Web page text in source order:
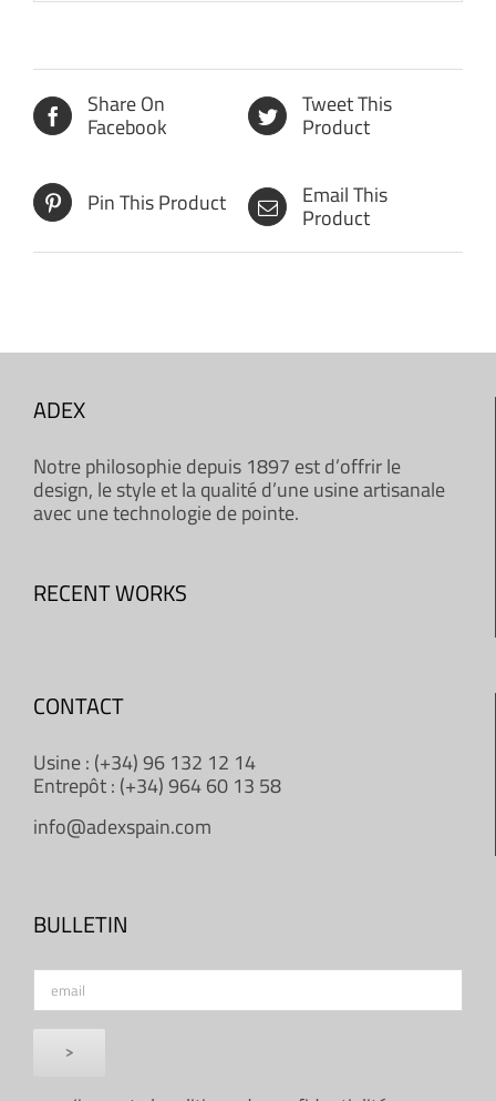
Share On
Facebook
Tweet This
Product
Pin This Product Email This
Product
ADEX
Notre philosophie depuis 1897 est d’offrir le
design, le style et la qualité d’une usine artisanale
avec une technologie de pointe.
RECENT WORKS
CONTACT
Usine : (+34) 96 132 12 14
Entrepôt : (+34) 964 60 13 58
info@adexspain.com
BULLETIN